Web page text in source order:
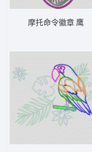
摩托命令徽章 鹰